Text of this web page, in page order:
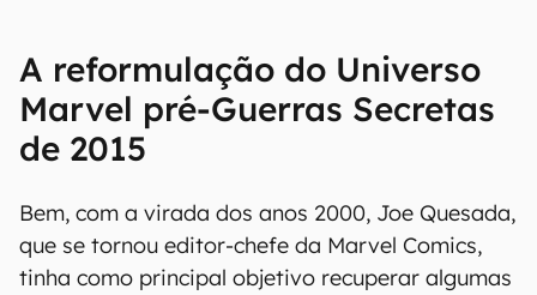
A reformulação do Universo
Marvel pré-Guerras Secretas
de 2015
Bem, com a virada dos anos 2000, Joe Quesada,
que se tornou editor-chefe da Marvel Comics,
tinha como principal objetivo recuperar algumas